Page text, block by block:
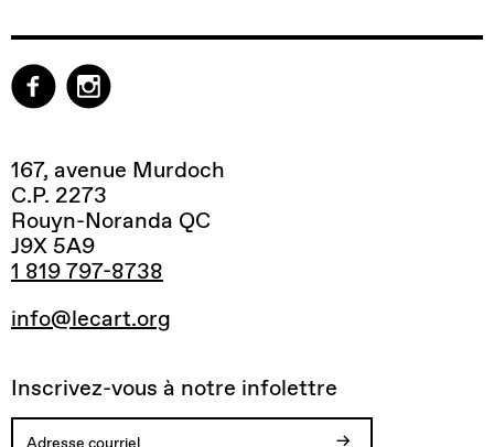
167, avenue Murdoch
C.P. 2273
Rouyn-Noranda QC
J9X 5A9
1 819 797-8738
info@lecart.org
Inscrivez-vous à notre infolettre